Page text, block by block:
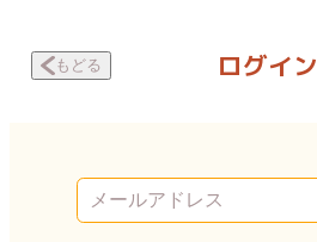
もどる ログイン